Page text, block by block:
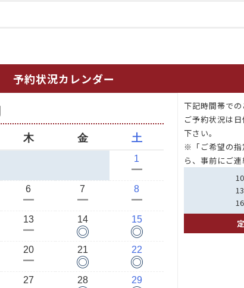
予約状況カレンダー
木 金 土
1
ー
6
ー
7
ー
8
ー
13
ー
14
◎
15
◎
20
ー
21
◎
22
◎
27 28 29
下記時間帯での
ご予約状況は
下さい。
※「ご希望の指
ら、事前にご連